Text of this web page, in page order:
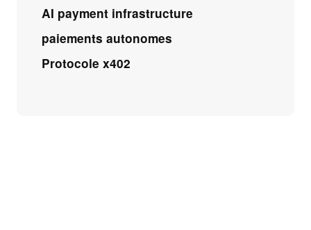
AI payment infrastructure
paiements autonomes
Protocole x402